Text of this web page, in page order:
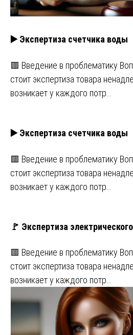
▶️ Экспертиза счетчика воды
🟥 Введение в проблематику
стоит экспертиза товара
возникает у каждого потр…
▶️ Экспертиза счетчика воды
🟥 Введение в проблематику
стоит экспертиза товара
возникает у каждого потр…
🚩 Экспертиза
🟥 Введение в проблематику
стоит экспертиза товара
возникает у каждого потр…